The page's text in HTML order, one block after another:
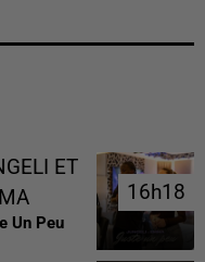
ET
Un Peu
16h18
16h18